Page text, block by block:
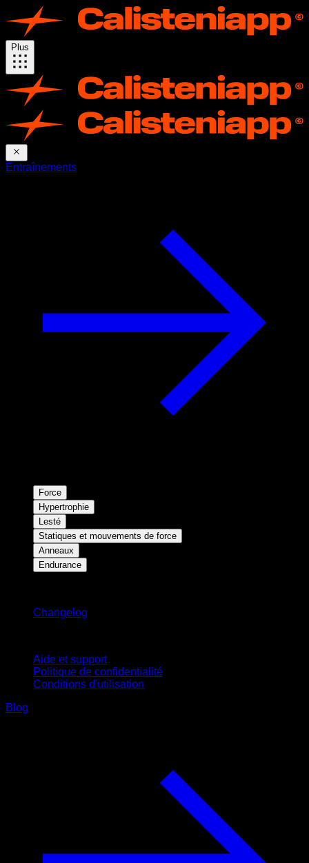
Plus
Entraînements
Force
Hypertrophie
Lesté
Statiques et mouvements de force
Anneaux
Endurance
Changelog
Aide et support
Politique de confidentialité
Conditions d'utilisation
Blog